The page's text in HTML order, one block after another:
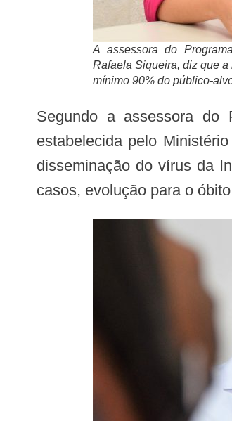
A assessora do
Rafaela Siqueira, diz que
mínimo 90% do público-
Segundo a assessora do Programa Nacional de Imunização (PNI) em Alagoas, a enfermeira Rafaela Siqueira, a meta
estabelecida pelo
disseminação do vírus da
casos, evolução para o